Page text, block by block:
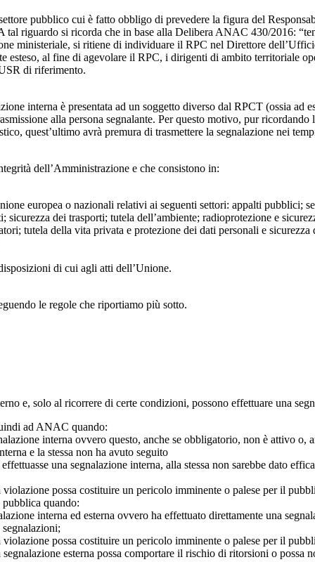
pubblico cui è fatto obbligo di prevedere la figura del
riguardo si ricorda che in base alla Delibera ANAC 430/2016:
ministeriale, si ritiene di individuare il RPC nel Direttore
esteso, al fine di agevolare il RPC, i dirigenti di ambito territoriale
di riferimento.
interna è presentata ad un soggetto diverso dal RPCT (ossia ad
alla persona segnalante. Per questo motivo, pur
quest’ultimo avrà premura di trasmettere la segnalazione nei
dell’Amministrazione e che consistono in:
europea o nazionali relativi ai seguenti settori: appalti pubblici;
dei trasporti; tutela dell’ambiente; radioprotezione e
tutela della vita privata e protezione dei dati personali e
di cui agli atti dell’Unione.
le regole che riportiamo più sotto.
e, solo al ricorrere di certe condizioni, possono effettuare una
ad ANAC quando:
interna ovvero questo, anche se obbligatorio, non è attivo o,
e la stessa non ha avuto seguito
una segnalazione interna, alla stessa non sarebbe dato
possa costituire un pericolo imminente o palese per il
quando:
interna ed esterna ovvero ha effettuato direttamente una
possa costituire un pericolo imminente o palese per il
esterna possa comportare il rischio di ritorsioni o possa